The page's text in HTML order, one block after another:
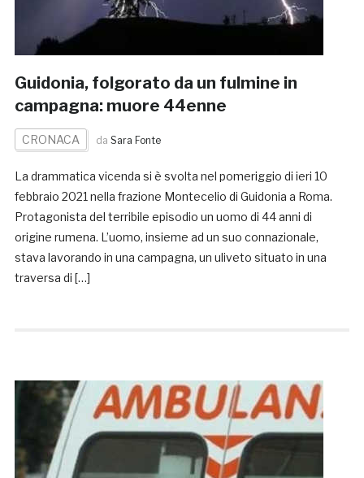
Guidonia, folgorato da un fulmine in
campagna: muore 44enne
CRONACA da Sara Fonte
La drammatica vicenda si è svolta nel pomeriggio di ieri 10
febbraio 2021 nella frazione Montecelio di Guidonia a Roma.
Protagonista del terribile episodio un uomo di 44 anni di
origine rumena. L’uomo, insieme ad un suo connazionale,
stava lavorando in una campagna, un uliveto situato in una
traversa di […]